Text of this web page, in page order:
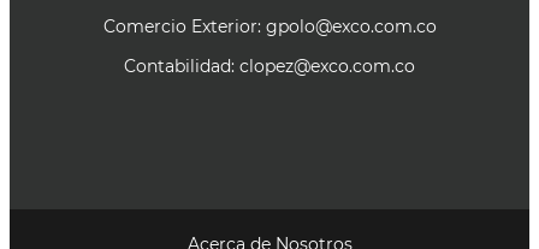
Comercio Exterior: gpolo@exco.com.co
Contabilidad: clopez@exco.com.co
Acerca de Nosotros